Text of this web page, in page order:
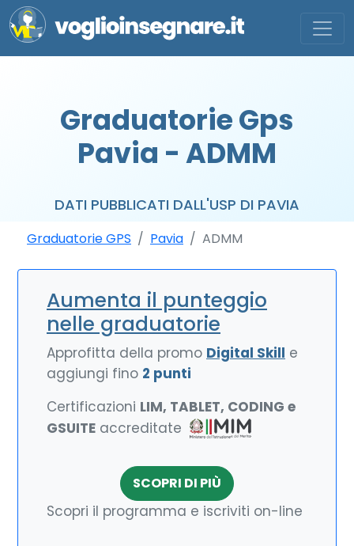
Graduatorie Gps
Pavia - ADMM
DATI PUBBLICATI DALL'USP DI PAVIA
Graduatorie GPS Pavia ADMM
Aumenta il punteggio
nelle graduatorie
Approfitta della promo Digital Skill e
aggiungi fino 2 punti
Certificazioni LIM, TABLET, CODING e
GSUITE accreditate
SCOPRI DI PIÙ
Scopri il programma e iscriviti on-line